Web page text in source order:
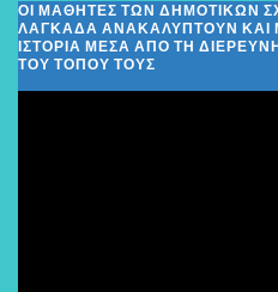
ΟΙ ΜΑΘΗΤΈΣ ΤΩΝ ΔΗΜΟΤΙΚΏΝ
ΛΑΓΚΑΔΆ ΑΝΑΚΑΛΎΠΤΟΥΝ ΚΑΙ
ΙΣΤΟΡΊΑ ΜΈΣΑ ΑΠΌ ΤΗ
ΤΟΥ ΤΌΠΟΥ ΤΟΥΣ